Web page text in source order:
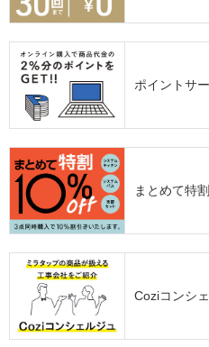
ポイントサ
まとめて特
Coziコンシ